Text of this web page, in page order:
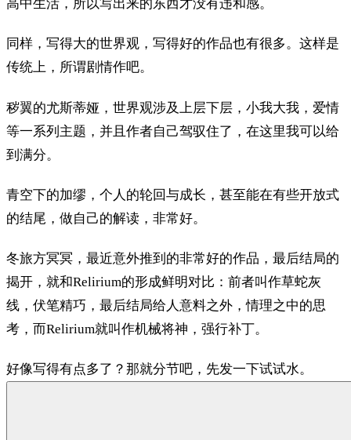
高中生活，所以写出来的东西才没有违和感。
同样，写得大的世界观，写得好的作品也有很多。这样是
传统上，所谓剧情作吧。
秽翼的尤斯蒂娅，世界观涉及上层下层，小我大我，爱情
等一系列主题，并且作者自己驾驭住了，在这里我可以给
到满分。
青空下的加缪，个人的轮回与成长，甚至能在有些开放式
的结尾，做自己的解读，非常好。
冬旅方冥冥，最近意外推到的非常好的作品，最后结局的
揭开，就和Relirium的形成鲜明对比：前者叫作草蛇灰
线，伏笔精巧，最后结局给人意料之外，情理之中的思
考，而Relirium就叫作机械将神，强行补丁。
好像写得有点多了？那就分节吧，先发一下试试水。